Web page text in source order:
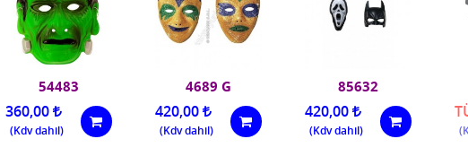
420,00 420,00 TÜKENDİ
TÜKENDI